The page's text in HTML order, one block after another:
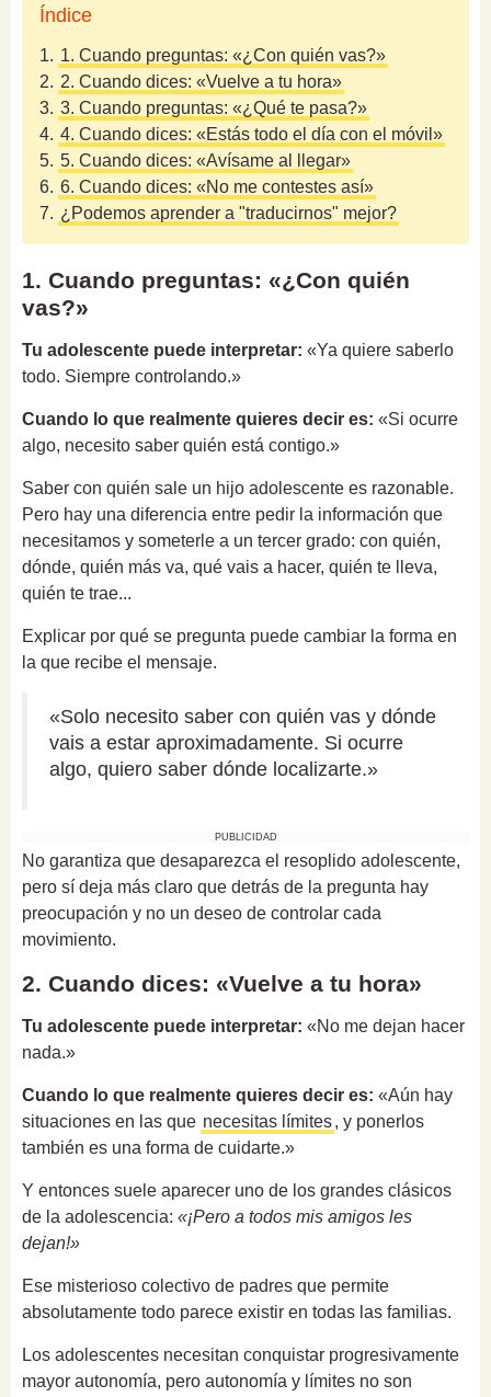
Índice
1. 1. Cuando preguntas: «¿Con quién vas?»
2. 2. Cuando dices: «Vuelve a tu hora»
3. 3. Cuando preguntas: «¿Qué te pasa?»
4. 4. Cuando dices: «Estás todo el día con el móvil»
5. 5. Cuando dices: «Avísame al llegar»
6. 6. Cuando dices: «No me contestes así»
7. ¿Podemos aprender a "traducirnos" mejor?
1. Cuando preguntas: «¿Con quién
vas?»
Tu adolescente puede interpretar: «Ya quiere saberlo
todo. Siempre controlando.»
Cuando lo que realmente quieres decir es: «Si ocurre
algo, necesito saber quién está contigo.»
Saber con quién sale un hijo adolescente es razonable.
Pero hay una diferencia entre pedir la información que
necesitamos y someterle a un tercer grado: con quién,
dónde, quién más va, qué vais a hacer, quién te lleva,
quién te trae...
Explicar por qué se pregunta puede cambiar la forma en
la que recibe el mensaje.
«Solo necesito saber con quién vas y dónde
vais a estar aproximadamente. Si ocurre
algo, quiero saber dónde localizarte.»
PUBLICIDAD
No garantiza que desaparezca el resoplido adolescente,
pero sí deja más claro que detrás de la pregunta hay
preocupación y no un deseo de controlar cada
movimiento.
2. Cuando dices: «Vuelve a tu hora»
Tu adolescente puede interpretar: «No me dejan hacer
nada.»
Cuando lo que realmente quieres decir es: «Aún hay
situaciones en las que necesitas límites, y ponerlos
también es una forma de cuidarte.»
Y entonces suele aparecer uno de los grandes clásicos
de la adolescencia: «¡Pero a todos mis amigos les
dejan!»
Ese misterioso colectivo de padres que permite
absolutamente todo parece existir en todas las familias.
Los adolescentes necesitan conquistar progresivamente
mayor autonomía, pero autonomía y límites no son